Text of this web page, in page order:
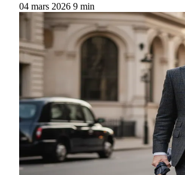
04 mars 2026 9 min